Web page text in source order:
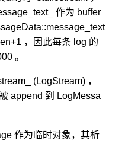
作为 buffer
，因此每条 log 的
。
(LogStream) ，
append 到 LogMessa
作为临时对象，其析